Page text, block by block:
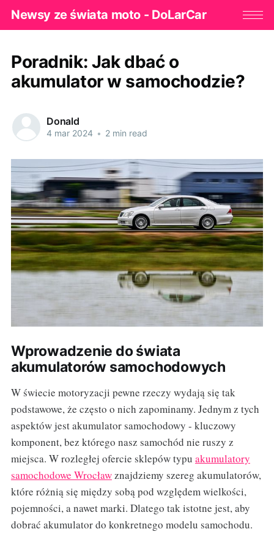
Newsy ze świata moto - DoLarCar
Poradnik: Jak dbać o
akumulator w samochodzie?
Donald
4 mar 2024 • 2 min read
Wprowadzenie do świata
akumulatorów samochodowych
W świecie motoryzacji pewne rzeczy wydają się tak
podstawowe, że często o nich zapominamy. Jednym z tych
aspektów jest akumulator samochodowy - kluczowy
komponent, bez którego nasz samochód nie ruszy z
miejsca. W rozległej ofercie sklepów typu akumulatory
samochodowe Wrocławznajdziemy szereg akumulatorów,
które różnią się między sobą pod względem wielkości,
pojemności, a nawet marki. Dlatego tak istotne jest, aby
dobrać akumulator do konkretnego modelu samochodu.